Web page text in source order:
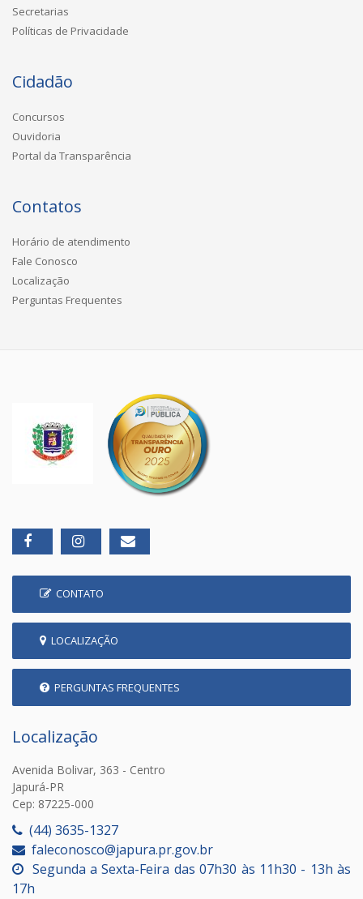
Secretarias
Políticas de Privacidade
Cidadão
Concursos
Ouvidoria
Portal da Transparência
Contatos
Horário de atendimento
Fale Conosco
Localização
Perguntas Frequentes
CONTATO
LOCALIZAÇÃO
PERGUNTAS FREQUENTES
Localização
Avenida Bolivar, 363 - Centro
Japurá-PR
Cep: 87225-000
(44) 3635-1327
faleconosco@japura.pr.gov.br
Segunda a Sexta-Feira das 07h30 às 11h30 - 13h às
17h